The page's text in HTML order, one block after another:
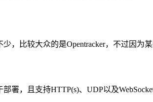
少，比较大众的是Opentracker，不过因
署，且支持HTTP(s)、UDP以及